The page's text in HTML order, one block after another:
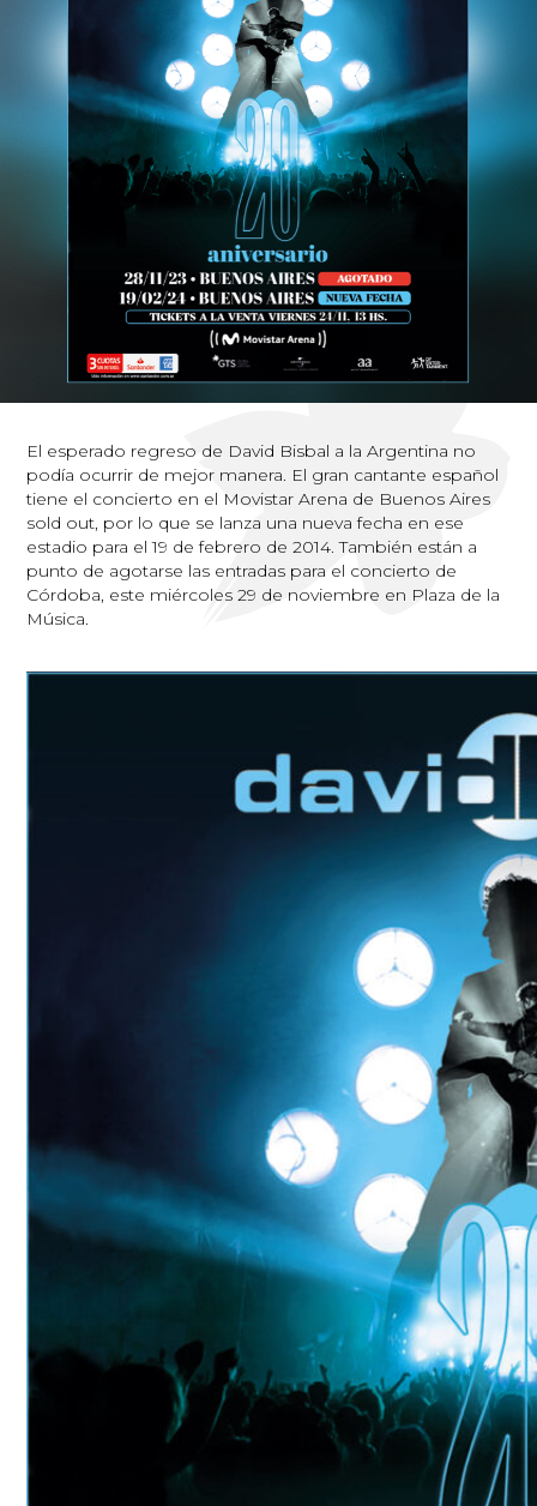
El esperado regreso de David Bisbal a la Argentina no
podía ocurrir de mejor manera. El gran cantante español
tiene el concierto en el Movistar Arena de Buenos Aires
sold out, por lo que se lanza una nueva fecha en ese
estadio para el 19 de febrero de 2014. También están a
punto de agotarse las entradas para el concierto de
Córdoba, este miércoles 29 de noviembre en Plaza de la
Música.